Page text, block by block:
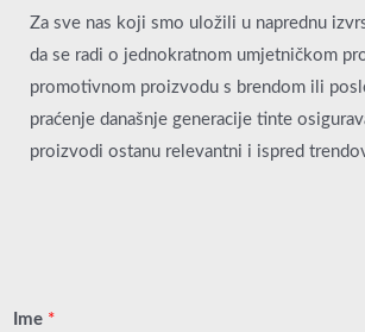
Za sve nas koji smo uložili u naprednu
da se radi o jednokratnom umjetničkom
promotivnom proizvodu s brendom ili
praćenje današnje generacije tinte
proizvodi ostanu relevantni i ispred
Ime *